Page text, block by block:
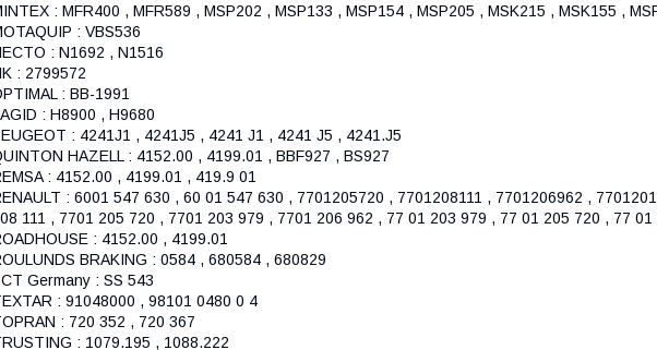
: MFR400 , MFR589 , MSP202 , MSP133 , MSP154 , MSP205 , MSK215 , MSK155 ,
: VBS536
: N1692 , N1516
: 2799572
: BB-1991
: H8900 , H9680
: 4241J1 , 4241J5 , 4241 J1 , 4241 J5 , 4241.J5
HAZELL : 4152.00 , 4199.01 , BBF927 , BS927
: 4152.00 , 4199.01 , 419.9 01
: 6001 547 630 , 60 01 547 630 , 7701205720 , 7701208111 , 7701206962 ,
111 , 7701 205 720 , 7701 203 979 , 7701 206 962 , 77 01 203 979 , 77 01 205 720 , 77 01
: 4152.00 , 4199.01
BRAKING : 0584 , 680584 , 680829
Germany : SS 543
: 91048000 , 98101 0480 0 4
: 720 352 , 720 367
: 1079.195 , 1088.222